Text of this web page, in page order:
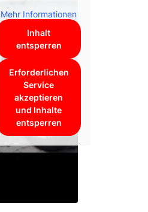
Mehr Informationen
Inhalt
entsperren
Erforderlichen
Service
akzeptieren
und Inhalte
entsperren